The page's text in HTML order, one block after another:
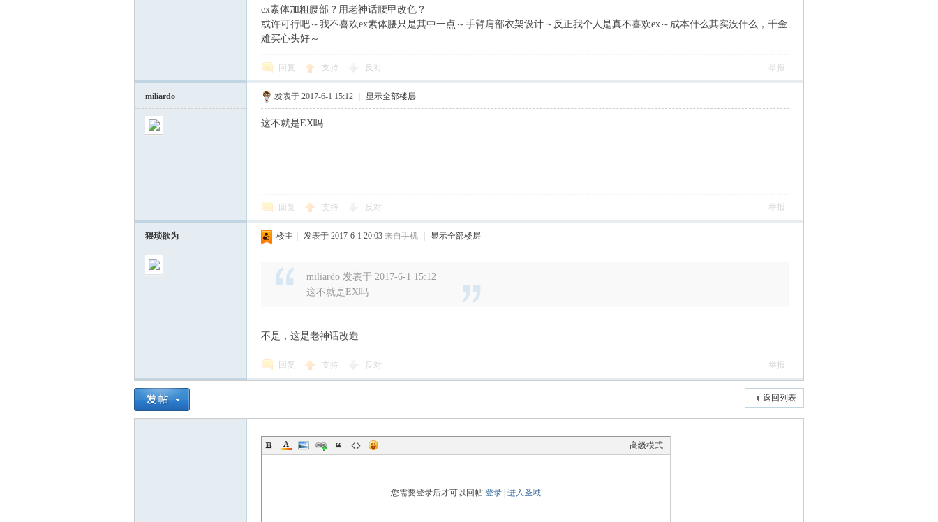
ex素体加粗腰部？用老神话腰甲改色？
或许可行吧～我不喜欢ex素体腰只是其中一点～手臂肩部衣架设计～反正我个人是真不喜欢ex～成本什么其实没什么，千金
难买心头好～
回复 支持 反对 举报
miliardo 发表于 2017-6-1 15:12 显示全部楼层
这不就是EX吗
回复 支持 反对 举报
猥琐欲为 楼主 发表于 2017-6-1 20:03 来自手机 显示全部楼层
miliardo 发表于 2017-6-1 15:12
这不就是EX吗
不是，这是老神话改造
回复 支持 反对 举报
返回列表
高级模式
您需要登录后才可以回帖 登录 进入圣域